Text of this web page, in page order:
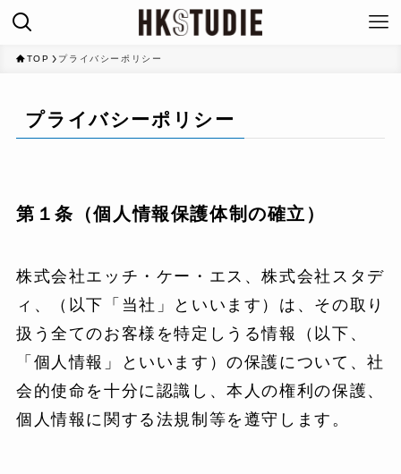
TOP プライバシーポリシー
プライバシーポリシー
第１条（個人情報保護体制の確立）
株式会社エッチ・ケー・エス、株式会社スタデ
ィ、（以下「当社」といいます）は、その取り
扱う全てのお客様を特定しうる情報（以下、
「個人情報」といいます）の保護について、社
会的使命を十分に認識し、本人の権利の保護、
個人情報に関する法規制等を遵守します。